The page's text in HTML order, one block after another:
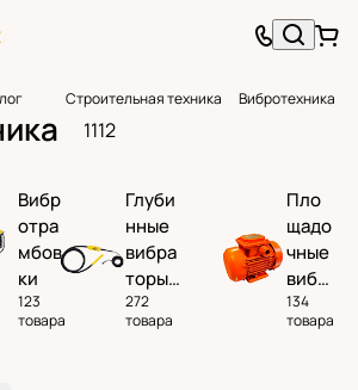
Строительная техника Вибротехника
1112
Вибр
отра
мбов
ки
123
товара
Глуби
нные
вибра
торы
для
бетон
272
товара
Пло
щадо
чные
вибр
атор
ы
134
товара